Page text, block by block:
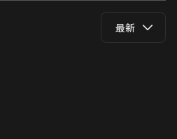
最新